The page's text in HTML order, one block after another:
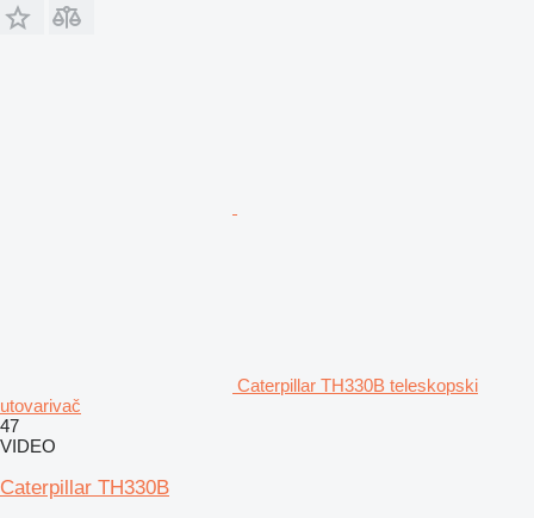
Caterpillar TH330B teleskopski
utovarivač
47
VIDEO
Caterpillar TH330B